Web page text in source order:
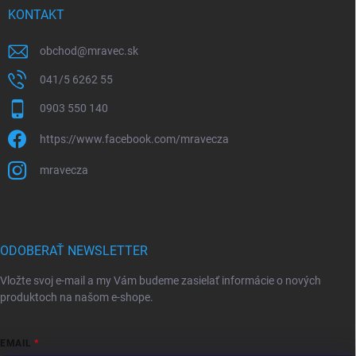
KONTAKT
obchod@mravec.sk
041/5 6262 55
0903 550 140
https://www.facebook.com/mravecza
mravecza
ODOBERAŤ NEWSLETTER
Vložte svoj e-mail a my Vám budeme zasielať informácie o nových
produktoch na našom e-shope.
EMAIL